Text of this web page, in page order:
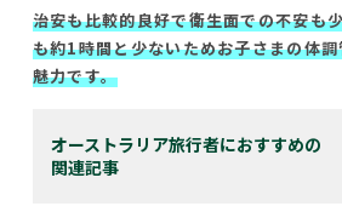
治安も比較的良好で衛生面での不安も
も約1時間と少ないためお子さまの体
魅力です。
オーストラリア旅行者におすすめの
関連記事